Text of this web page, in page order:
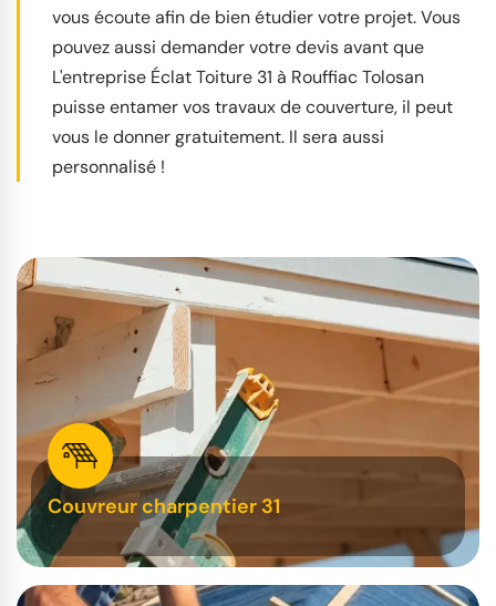
vous écoute afin de bien étudier votre projet. Vous
pouvez aussi demander votre devis avant que
L'entreprise Éclat Toiture 31 à Rouffiac Tolosan
puisse entamer vos travaux de couverture, il peut
vous le donner gratuitement. Il sera aussi
personnalisé !
Couvreur charpentier 31